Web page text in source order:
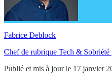
Fabrice Deblock
Chef de rubrique Tech &
Publié et mis à jour le 17 janvier